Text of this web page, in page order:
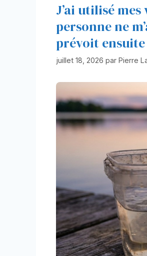
J’ai utilisé
personne ne
prévoit ensuite
juillet 18, 2026 par Pierre